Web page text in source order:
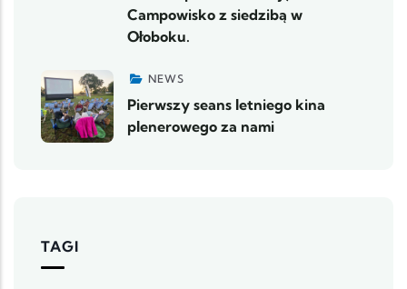
Campowisko z siedzibą w
Ołoboku.
NEWS
Pierwszy seans letniego kina
plenerowego za nami
TAGI